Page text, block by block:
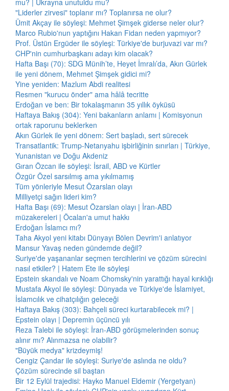
mu? | Ukrayna unutuldu mu?
"Liderler zirvesi" toplanır mı? Toplanırsa ne olur?
Ümit Akçay ile söyleşi: Mehmet Şimşek giderse neler olur?
Marco Rubio'nun yaptığını Hakan Fidan neden yapmıyor?
Prof. Üstün Ergüder ile söyleşi: Türkiye'de burjuvazi var mı?
CHP'nin cumhurbaşkanı adayı kim olacak?
Hafta Başı (70): SDG Münih’te, Heyet İmralı’da, Akın Gürlek
ile yeni dönem, Mehmet Şimşek gidici mi?
Yine yeniden: Mazlum Abdi realitesi
Resmen "kurucu önder" ama hâlâ tecritte
Erdoğan ve ben: Bir tokalaşmanın 35 yıllık öyküsü
Haftaya Bakış (304): Yeni bakanların anlamı | Komisyonun
ortak raporunu beklerken
Akın Gürlek ile yeni dönem: Sert başladı, sert sürecek
Transatlantik: Trump-Netanyahu işbirliğinin sınırları | Türkiye,
Yunanistan ve Doğu Akdeniz
Gıran Özcan ile söyleşi: İsrail, ABD ve Kürtler
Özgür Özel sarsılmış ama yıkılmamış
Tüm yönleriyle Mesut Özarslan olayı
Milliyetçi sağın lideri kim?
Hafta Başı (69): Mesut Özarslan olayı | İran-ABD
müzakereleri | Öcalan'a umut hakkı
Erdoğan İslamcı mı?
Taha Akyol yeni kitabı Dünyayı Bölen Devrim'i anlatıyor
Mansur Yavaş neden gündemde değil?
Suriye'de yaşananlar seçmen tercihlerini ve çözüm sürecini
nasıl etkiler? | Hatem Ete ile söyleşi
Epstein skandalı ve Noam Chomsky'nin yarattığı hayal kırıklığı
Mustafa Akyol ile söyleşi: Dünyada ve Türkiye'de İslamiyet,
İslamcılık ve cihatçılığın geleceği
Haftaya Bakış (303): Bahçeli süreci kurtarabilecek mi? |
Epstein olayı | Depremin üçüncü yılı
Reza Talebi ile söyleşi: İran-ABD görüşmelerinden sonuç
alınır mı? Alınmazsa ne olabilir?
"Büyük medya" krizdeymiş!
Cengiz Çandar ile söyleşi: Suriye'de aslında ne oldu?
Çözüm sürecinde sil baştan
Bir 12 Eylül trajedisi: Hayko Manuel Eldemir (Yergetyan)